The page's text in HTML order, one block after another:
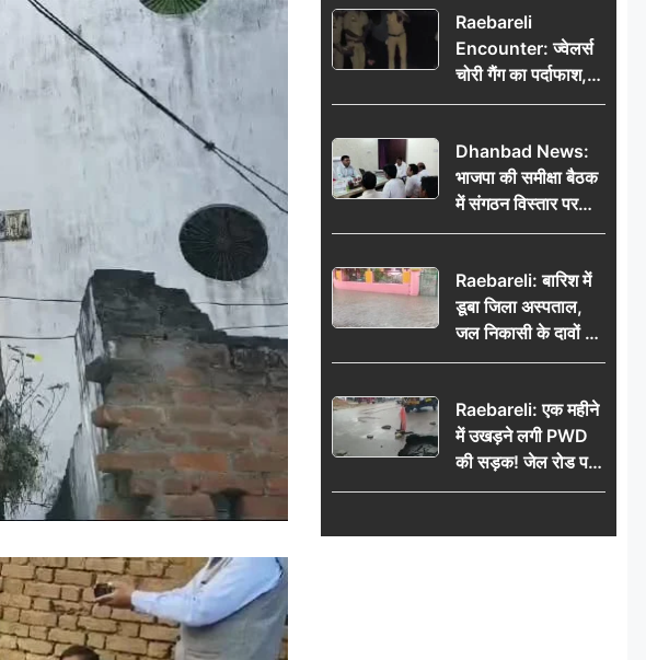
Raebareli
Encounter: ज्वेलर्स
चोरी गैंग का पर्दाफाश,
पुलिस मुठभेड़ में दो
किलो चांदी बरामद
Dhanbad News:
भाजपा की समीक्षा बैठक
में संगठन विस्तार पर
मंथन, बीडीओ से
जनसमस्याओं का विवरण
Raebareli: बारिश में
डूबा जिला अस्पताल,
जल निकासी के दावों की
खुली पोल
Raebareli: एक महीने
में उखड़ने लगी PWD
की सड़क! जेल रोड पर
गड्ढे ने खोली निर्माण
की उठी मांग